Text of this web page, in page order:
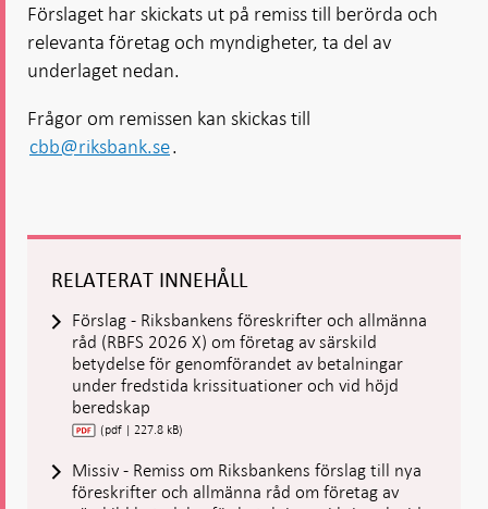
Förslaget har skickats ut på remiss till berörda och
relevanta företag och myndigheter, ta del av
underlaget nedan.
Frågor om remissen kan skickas till
cbb@riksbank.se.
RELATERAT INNEHÅLL
Förslag - Riksbankens föreskrifter och allmänna
råd (RBFS 2026 X) om företag av särskild
betydelse för genomförandet av betalningar
under fredstida krissituationer och vid höjd
beredskap
(pdf | 227.8 kB)
Missiv - Remiss om Riksbankens förslag till nya
föreskrifter och allmänna råd om företag av